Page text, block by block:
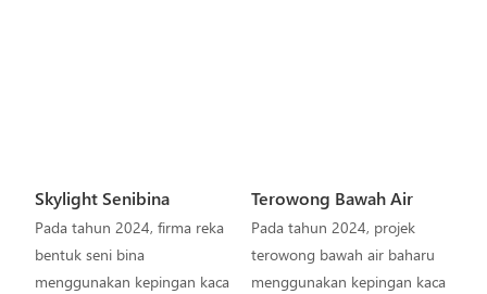
Skylight Senibina
Pada tahun 2024, firma reka
bentuk seni bina
menggunakan kepingan kaca
Terowong Bawah Air
Pada tahun 2024, projek
terowong bawah air baharu
menggunakan kepingan kaca